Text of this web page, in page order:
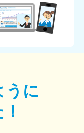
うに